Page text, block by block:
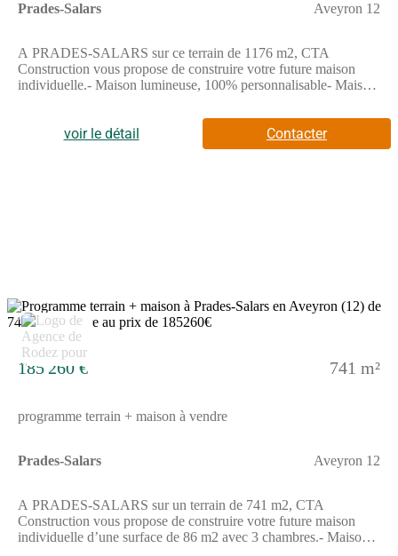
Prades-Salars Aveyron 12
A PRADES-SALARS sur ce terrain de 1176 m2, CTA
Construction vous propose de construire votre future maison
individuelle.- Maison lumineuse, 100% personnalisable- Maison
de décoration par une architecte d’intérieur offerte.Demandez
votre étude gratuite pour votre projet de construction !Contactez
notre agence au (Numéro supprimé) (Agence de Rodez - CTA
voir le détail Contacter
5
185 260 € 741 m²
programme terrain + maison à vendre
Prades-Salars Aveyron 12
A PRADES-SALARS sur un terrain de 741 m2, CTA
Construction vous propose de construire votre future maison
individuelle d’une surface de 86 m2 avec 3 chambres.- Maison